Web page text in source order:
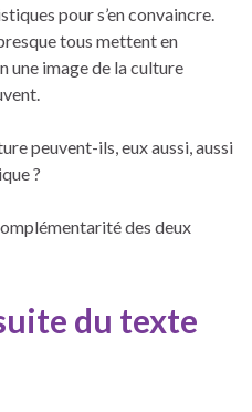
pour s’en convaincre.
tous mettent en
une image de la culture
peuvent-ils, eux aussi, aussi
?
des deux
du texte